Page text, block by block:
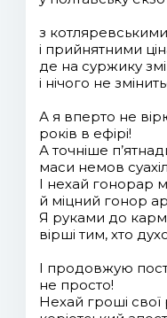
з
і прийнятними
де на суржику
і нічого не
А я вперто не
років в ефірі!
А точніше
маси немов
І нехай гонорар
й міцний гонор
Я руками до
вірші тим, хто
І продовжую
не просто!
Нехай гроші свої